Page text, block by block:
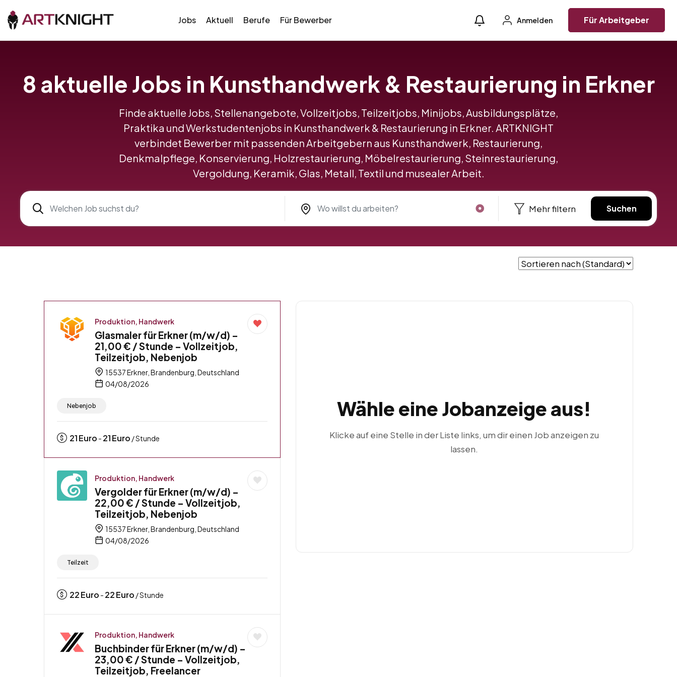
Jobs Aktuell Berufe Für Bewerber Anmelden Für Arbeitgeber
8 aktuelle Jobs in Kunsthandwerk & Restaurierung in Erkner
Finde aktuelle Jobs, Stellenangebote, Vollzeitjobs, Teilzeitjobs, Minijobs, Ausbildungsplätze,
Praktika und Werkstudentenjobs in Kunsthandwerk & Restaurierung in Erkner. ARTKNIGHT
verbindet Bewerber mit passenden Arbeitgebern aus Kunsthandwerk, Restaurierung,
Denkmalpflege, Konservierung, Holzrestaurierung, Möbelrestaurierung, Steinrestaurierung,
Vergoldung, Keramik, Glas, Metall, Textil und musealer Arbeit.
Mehr filtern Suchen
Produktion, Handwerk
Glasmaler für Erkner (m/w/d) –
21,00 € / Stunde – Vollzeitjob,
Teilzeitjob, Nebenjob
15537 Erkner, Brandenburg, Deutschland
04/08/2026
Nebenjob
21Euro - 21Euro / Stunde
Produktion, Handwerk
Vergolder für Erkner (m/w/d) –
22,00 € / Stunde – Vollzeitjob,
Teilzeitjob, Nebenjob
15537 Erkner, Brandenburg, Deutschland
04/08/2026
Teilzeit
22Euro - 22Euro / Stunde
Produktion, Handwerk
Buchbinder für Erkner (m/w/d) –
23,00 € / Stunde – Vollzeitjob,
Teilzeitjob, Freelancer
Wähle eine Jobanzeige aus!
Klicke auf eine Stelle in der Liste links, um dir einen Job anzeigen zu
lassen.